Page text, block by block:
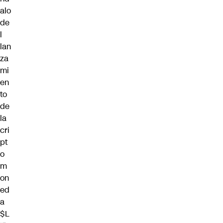
alo
de
l
lan
za
mi
en
to
de
la
cri
pt
o
m
on
ed
a
$L